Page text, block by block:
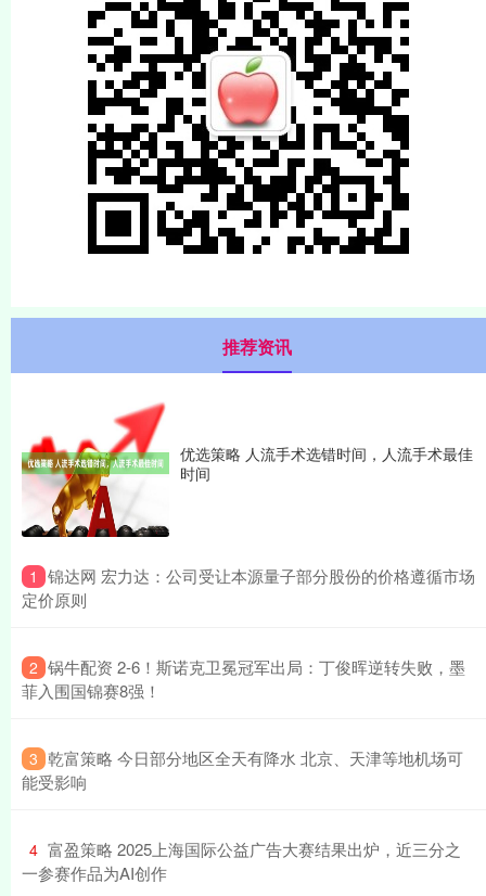
推荐资讯
优选策略 人流手术选错时间，人流手术最佳
时间
1 ​锦达网 宏力达：公司受让本源量子部分股份的价格遵循市场
定价原则
2 ​锅牛配资 2-6！斯诺克卫冕冠军出局：丁俊晖逆转失败，墨
菲入围国锦赛8强！
3 ​乾富策略 今日部分地区全天有降水 北京、天津等地机场可
能受影响
4 ​富盈策略 2025上海国际公益广告大赛结果出炉，近三分之
一参赛作品为AI创作